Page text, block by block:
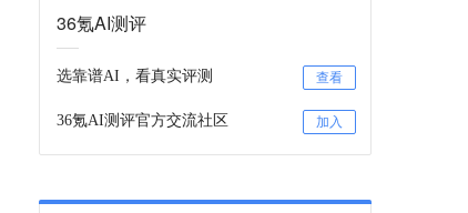
36氪AI测评
选靠谱AI，看真实评测 查看
36氪AI测评官方交流社区 加入